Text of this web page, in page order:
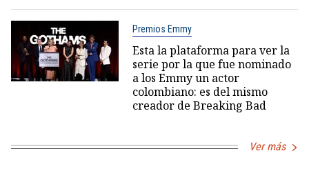
Premios Emmy
Esta la plataforma para ver la
serie por la que fue nominado
a los Emmy un actor
colombiano: es del mismo
creador de Breaking Bad
Ver más